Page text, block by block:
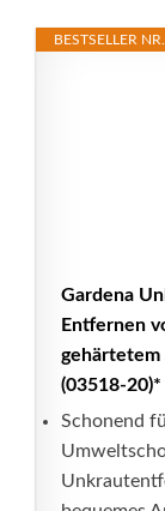
BESTSELLER
Gardena
Entfernen
gehärtetem
(03518-20)*
Schonend